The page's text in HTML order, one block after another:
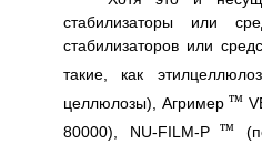
стабилизаторы или
стабилизаторов или
такие, как
целлюлозы), Агример тм
80000), NU-FILM-Pтм